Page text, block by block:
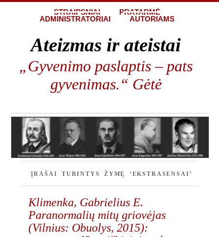
STRAIPSNIAI
PRATARMĖ
ADMINISTRATORIAI
AUTORIAMS
Ateizmas ir ateistai
„Gyvenimo paslaptis – pats
gyvenimas.“ Gėtė
ĮRAŠAI TURINTYS ŽYMĘ ‘EKSTRASENSAI’
Klimenka, Gabrielius E.
Paranormalių mitų griovėjas
(Vilnius: Obuolys, 2015):